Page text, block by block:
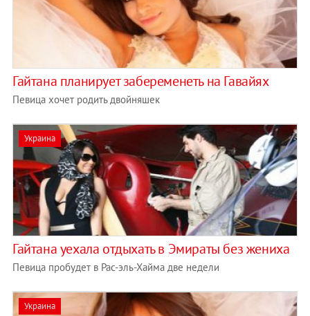
Гайтана планирует забеременеть на Гавайях
Певица хочет родить двойняшек
Украина
Гайтана уехала отдыхать в Эмираты без жениха
Певица пробудет в Рас-эль-Хайма две недели
Украина